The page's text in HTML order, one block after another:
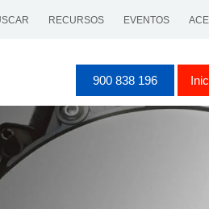
RECURSOS EVENTOS
900 838 196